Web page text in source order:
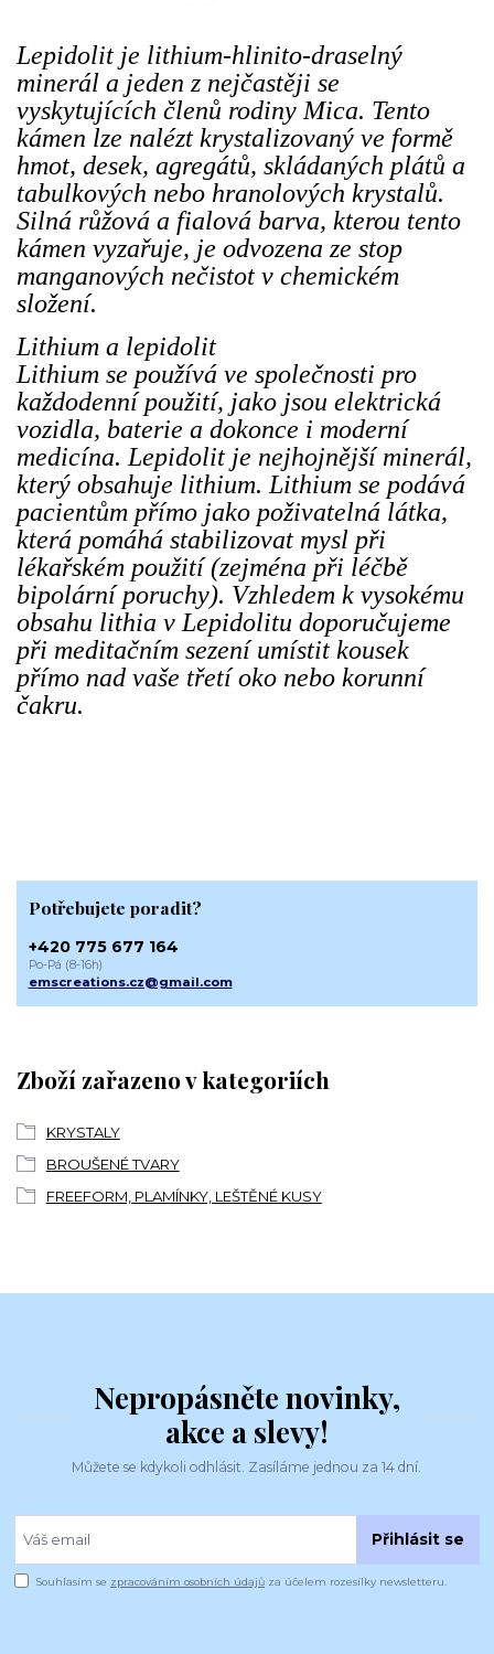
Lepidolit je lithium-hlinito-draselný
minerál a jeden z nejčastěji se
vyskytujících členů rodiny Mica. Tento
kámen lze nalézt krystalizovaný ve formě
hmot, desek, agregátů, skládaných plátů a
tabulkových nebo hranolových krystalů.
Silná růžová a fialová barva, kterou tento
kámen vyzařuje, je odvozena ze stop
manganových nečistot v chemickém
složení.
Lithium a lepidolit
Lithium se používá ve společnosti pro
každodenní použití, jako jsou elektrická
vozidla, baterie a dokonce i moderní
medicína. Lepidolit je nejhojnější minerál,
který obsahuje lithium. Lithium se podává
pacientům přímo jako poživatelná látka,
která pomáhá stabilizovat mysl při
lékařském použití (zejména při léčbě
bipolární poruchy). Vzhledem k vysokému
obsahu lithia v Lepidolitu doporučujeme
při meditačním sezení umístit kousek
přímo nad vaše třetí oko nebo korunní
čakru.
Zboží zařazeno v kategoriích
KRYSTALY
BROUŠENÉ TVARY
FREEFORM, PLAMÍNKY, LEŠTĚNÉ KUSY
Potřebujete poradit?
+420 775 677 164
Po-Pá (8-16h)
emscreations.cz@gmail.com
Nepropásněte novinky,
akce a slevy!
Můžete se kdykoli odhlásit. Zasíláme jednou za 14 dní.
Přihlásit se
Souhlasím se zpracováním osobních údajů za účelem rozesílky newsletteru.